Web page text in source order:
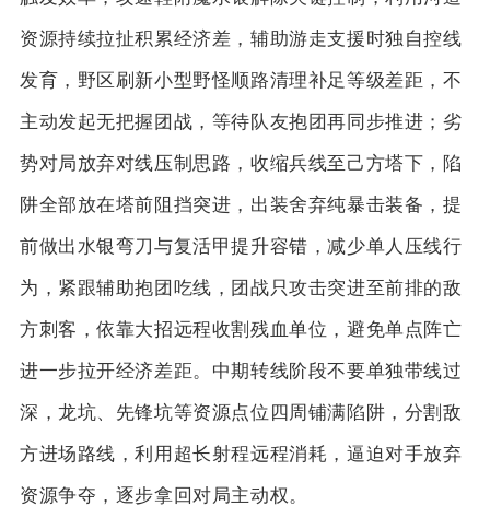
资源持续拉扯积累经济差，辅助游走支援时独自控线
发育，野区刷新小型野怪顺路清理补足等级差距，不
主动发起无把握团战，等待队友抱团再同步推进；劣
势对局放弃对线压制思路，收缩兵线至己方塔下，陷
阱全部放在塔前阻挡突进，出装舍弃纯暴击装备，提
前做出水银弯刀与复活甲提升容错，减少单人压线行
为，紧跟辅助抱团吃线，团战只攻击突进至前排的敌
方刺客，依靠大招远程收割残血单位，避免单点阵亡
进一步拉开经济差距。中期转线阶段不要单独带线过
深，龙坑、先锋坑等资源点位四周铺满陷阱，分割敌
方进场路线，利用超长射程远程消耗，逼迫对手放弃
资源争夺，逐步拿回对局主动权。